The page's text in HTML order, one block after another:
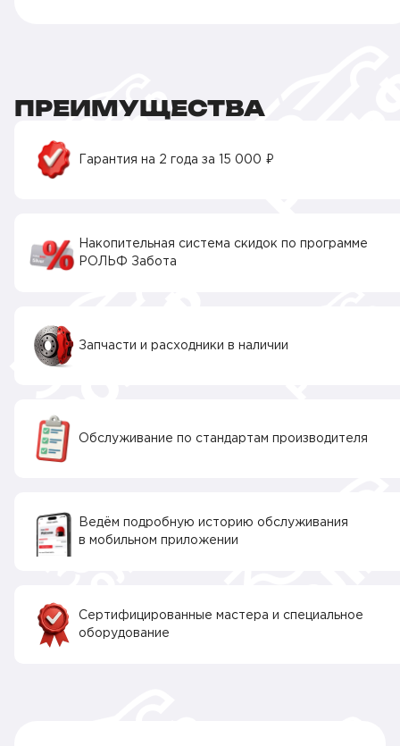
ПРЕИМУЩЕСТВА
Гарантия на 2 года за 15 000 ₽
Накопительная система скидок по программе
РОЛЬФ Забота
Запчасти и расходники в наличии
Обслуживание по стандартам производителя
Ведём подробную историю обслуживания
в мобильном приложении
Сертифицированные мастера и специальное
оборудование